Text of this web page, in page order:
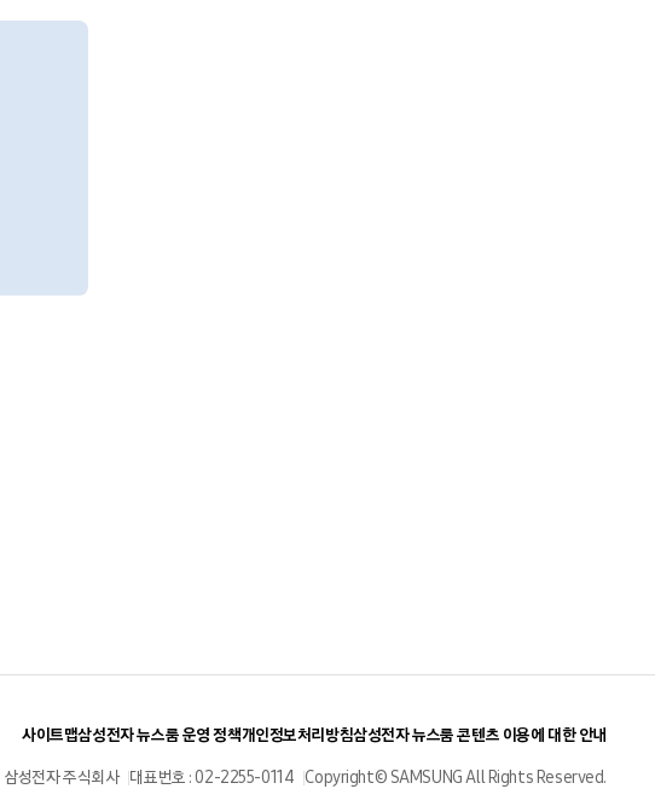
사이트맵삼성전자 뉴스룸 운영 정책개인정보처리방침삼성전자 뉴스룸 콘텐츠 이용에 대한 안내
삼성전자 주식회사 대표번호 : 02-2255-0114 Copyright© SAMSUNG All Rights Reserved.